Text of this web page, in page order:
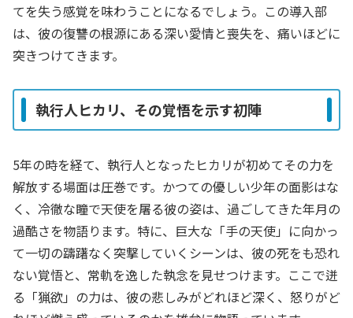
てを失う感覚を味わうことになるでしょう。この導入部
は、彼の復讐の根源にある深い愛情と喪失を、痛いほどに
突きつけてきます。
執行人ヒカリ、その覚悟を示す初陣
5年の時を経て、執行人となったヒカリが初めてその力を
解放する場面は圧巻です。かつての優しい少年の面影はな
く、冷徹な瞳で天使を屠る彼の姿は、過ごしてきた年月の
過酷さを物語ります。特に、巨大な「手の天使」に向かっ
て一切の躊躇なく突撃していくシーンは、彼の死をも恐れ
ない覚悟と、常軌を逸した執念を見せつけます。ここで迸
る「猟欲」の力は、彼の悲しみがどれほど深く、怒りがど